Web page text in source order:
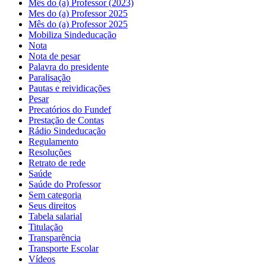
Mês do (a) Professor (2023)
Mes do (a) Professor 2025
Mês do (a) Professor 2025
Mobiliza Sindeducação
Nota
Nota de pesar
Palavra do presidente
Paralisação
Pautas e reividicações
Pesar
Precatórios do Fundef
Prestação de Contas
Rádio Sindeducação
Regulamento
Resoluções
Retrato de rede
Saúde
Saúde do Professor
Sem categoria
Seus direitos
Tabela salarial
Titulação
Transparência
Transporte Escolar
Vídeos